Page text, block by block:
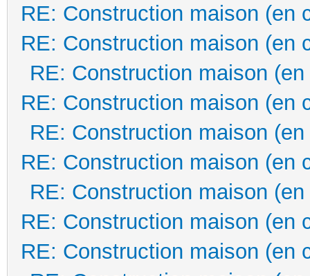
RE: Construction maison (en
RE: Construction maison (en
RE: Construction maison
RE: Construction maison (en
RE: Construction maison
RE: Construction maison (en
RE: Construction maison
RE: Construction maison (en
RE: Construction maison (en